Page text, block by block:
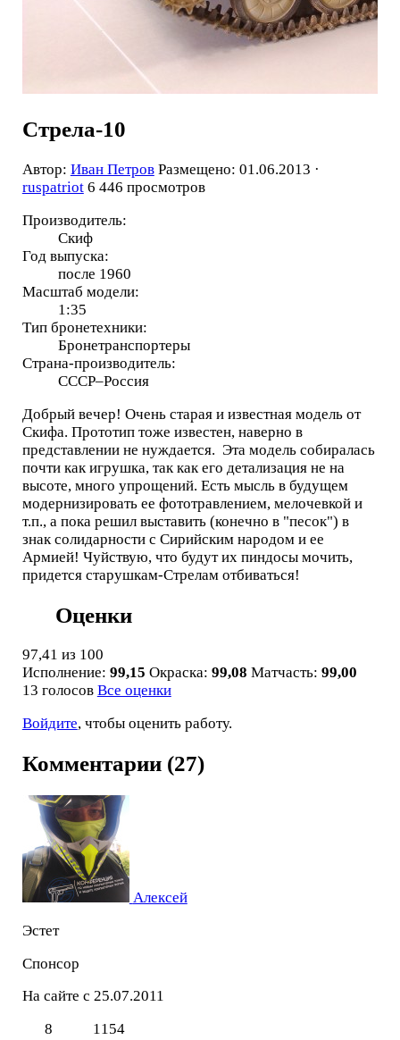
Стрела-10
Автор: Иван Петров Размещено: 01.06.2013 ·
ruspatriot 6 446 просмотров
Производитель:
Скиф
Год выпуска:
после 1960
Масштаб модели:
1:35
Тип бронетехники:
Бронетранспортеры
Страна-производитель:
СССР–Россия
Добрый вечер! Очень старая и известная модель от
Скифа. Прототип тоже известен, наверно в
представлении не нуждается. Эта модель собиралась
почти как игрушка, так как его детализация не на
высоте, много упрощений. Есть мысль в будущем
модернизировать ее фототравлением, мелочевкой и
т.п., а пока решил выставить (конечно в "песок") в
знак солидарности с Сирийским народом и ее
Армией! Чуйствую, что будут их пиндосы мочить,
придется старушкам-Стрелам отбиваться!
Оценки
97,41 из 100
Исполнение: 99,15 Окраска: 99,08 Матчасть: 99,00
13 голосов Все оценки
Войдите, чтобы оценить работу.
Комментарии (27)
Алексей
Эстет
Спонсор
На сайте с 25.07.2011
8
1154